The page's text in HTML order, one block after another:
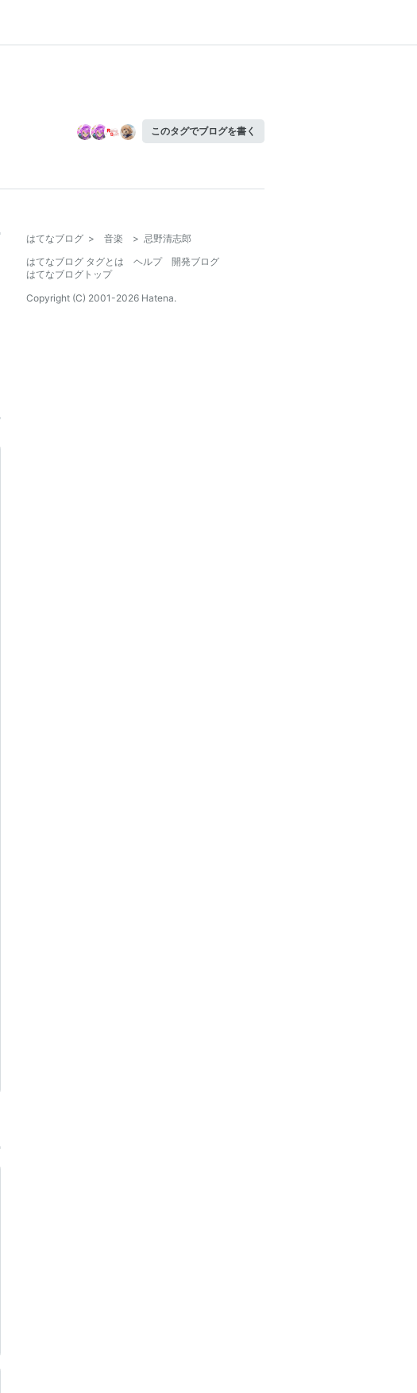
このタグでブログを書く
はてなブログ > 音楽 > 忌野清志郎
はてなブログ タグとは
ヘルプ
開発ブログ
はてなブログトップ
Copyright (C) 2001-2026 Hatena.